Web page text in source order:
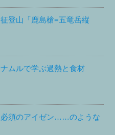
登山「鹿島槍=五竜岳縦
ムルで学ぶ過熱と食材
必須のアイゼン……のような